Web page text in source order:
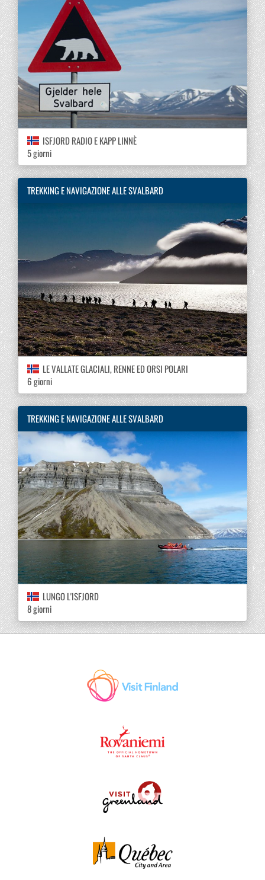
ISFJORD RADIO E KAPP LINNÈ
5 giorni
TREKKING E NAVIGAZIONE ALLE SVALBARD
LE VALLATE GLACIALI, RENNE ED ORSI POLARI
6 giorni
TREKKING E NAVIGAZIONE ALLE SVALBARD
LUNGO L'ISFJORD
8 giorni